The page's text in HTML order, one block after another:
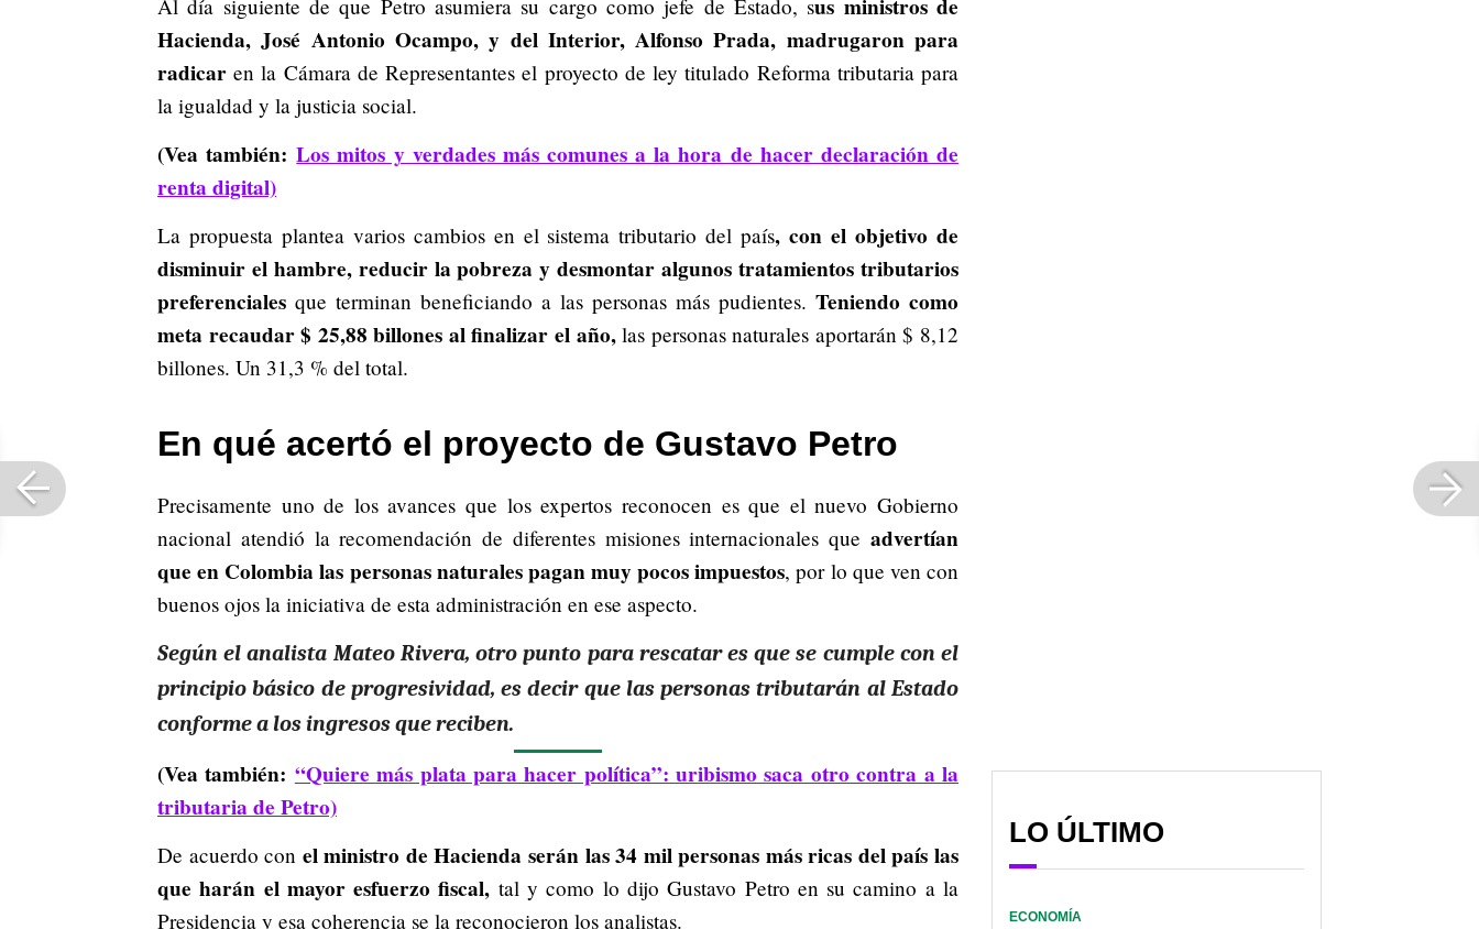
Al día siguiente de que Petro asumiera su cargo como jefe de Estado, sus ministros de
Hacienda, José Antonio Ocampo, y del Interior, Alfonso Prada, madrugaron para
radicar en la Cámara de Representantes el proyecto de ley titulado Reforma tributaria para
la igualdad y la justicia social.
(Vea también:Los mitos y verdades más comunes a la hora de hacer declaración de
renta digital)
La propuesta plantea varios cambios en el sistema tributario del país, con el objetivo de
disminuir el hambre, reducir la pobreza y desmontar algunos tratamientos tributarios
preferenciales que terminan beneficiando a las personas más pudientes. Teniendo como
meta recaudar $ 25,88 billones al finalizar el año,las personas naturales aportarán $ 8,12
billones. Un 31,3 % del total.
En qué acertó el proyecto de Gustavo Petro
Precisamente uno de los avances que los expertos reconocen es que el nuevo Gobierno
nacional atendió la recomendación de diferentes misiones internacionales que advertían
que en Colombia las personas naturales pagan muy pocos impuestos, por lo que ven con
buenos ojos la iniciativa de esta administración en ese aspecto.
Segúnel analista Mateo Rivera, otro punto para rescatar es que se cumple con el
principio básico de progresividad, es decir que las personas tributarán al Estado
conforme a los ingresos que reciben.
(Vea también: “Quiere más plata para hacer política”: uribismo saca otro contra a la
tributaria de Petro)
De acuerdo con el ministro de Hacienda serán las 34 mil personas más ricas del país las
que harán el mayor esfuerzo fiscal, tal y como lo dijo Gustavo Petro en su camino a la
Presidencia y esa coherencia se la reconocieron los analistas.
LO ÚLTIMO
ECONOMÍA